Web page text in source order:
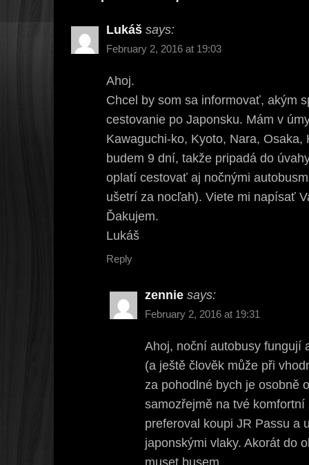
Lukáš says:
February 2, 2016 at 19:03
Ahoj.
Chcel by som sa informovať, akým
cestovanie po Japonsku. Mám v
Kawaguchi-ko, Kyoto, Nara,
budem 9 dní, takže pripadá do
oplatí cestovať aj nočnými
ušetrí za nocľah). Viete mi napísať
Ďakujem.
Lukáš
Reply
zennie says:
February 2, 2016 at 19:31
Ahoj, noční autobusy fungují
(a ještě člověk může při
za pohodlné bych je osobně
samozřejmě na tvé
preferoval koupi JR Passu a
japonskými vlaky. Akorát do